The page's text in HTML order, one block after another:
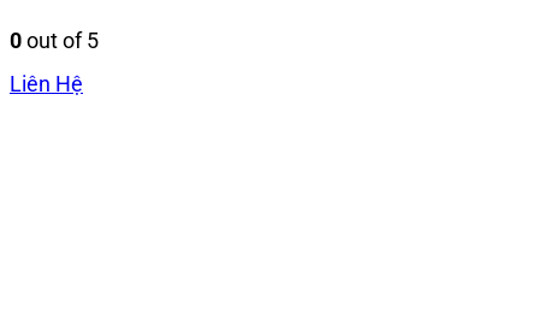
0out of 5
Liên Hệ